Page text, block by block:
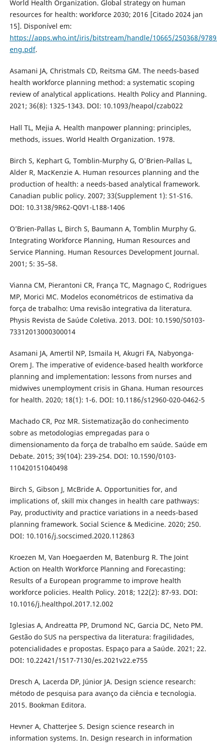
World Health Organization. Global strategy on human
resources for health: workforce 2030; 2016 [Citado 2024 jan
15]. Disponível em:
https://apps.who.int/iris/bitstream/handle/10665/250368/
eng.pdf.
Asamani JA, Christmals CD, Reitsma GM. The needs-based
health workforce planning method: a systematic scoping
review of analytical applications. Health Policy and Planning.
2021; 36(8): 1325-1343. DOI: 10.1093/heapol/czab022
Hall TL, Mejia A. Health manpower planning: principles,
methods, issues. World Health Organization. 1978.
Birch S, Kephart G, Tomblin-Murphy G, O'Brien-Pallas L,
Alder R, MacKenzie A. Human resources planning and the
production of health: a needs-based analytical framework.
Canadian public policy. 2007; 33(Supplement 1): S1-S16.
DOI: 10.3138/9R62-Q0V1-L188-1406
O’Brien-Pallas L, Birch S, Baumann A, Tomblin Murphy G.
Integrating Workforce Planning, Human Resources and
Service Planning. Human Resources Development Journal.
2001; 5: 35–58.
Vianna CM, Pierantoni CR, França TC, Magnago C, Rodrigues
MP, Morici MC. Modelos econométricos de estimativa da
força de trabalho: Uma revisão integrativa da literatura.
Physis Revista de Saúde Coletiva. 2013. DOI: 10.1590/S0103-
73312013000300014
Asamani JA, Amertil NP, Ismaila H, Akugri FA, Nabyonga-
Orem J. The imperative of evidence-based health workforce
planning and implementation: lessons from nurses and
midwives unemployment crisis in Ghana. Human resources
for health. 2020; 18(1): 1-6. DOI: 10.1186/s12960-020-0462-5
Machado CR, Poz MR. Sistematização do conhecimento
sobre as metodologias empregadas para o
dimensionamento da força de trabalho em saúde. Saúde em
Debate. 2015; 39(104): 239-254. DOI: 10.1590/0103-
110420151040498
Birch S, Gibson J, McBride A. Opportunities for, and
implications of, skill mix changes in health care pathways:
Pay, productivity and practice variations in a needs-based
planning framework. Social Science & Medicine. 2020; 250.
DOI: 10.1016/j.socscimed.2020.112863
Kroezen M, Van Hoegaerden M, Batenburg R. The Joint
Action on Health Workforce Planning and Forecasting:
Results of a European programme to improve health
workforce policies. Health Policy. 2018; 122(2): 87-93. DOI:
10.1016/j.healthpol.2017.12.002
Iglesias A, Andreatta PP, Drumond NC, Garcia DC, Neto PM.
Gestão do SUS na perspectiva da literatura: fragilidades,
potencialidades e propostas. Espaço para a Saúde. 2021; 22.
DOI: 10.22421/1517-7130/es.2021v22.e755
Dresch A, Lacerda DP, Júnior JA. Design science research:
método de pesquisa para avanço da ciência e tecnologia.
2015. Bookman Editora.
Hevner A, Chatterjee S. Design science research in
information systems. In. Design research in information